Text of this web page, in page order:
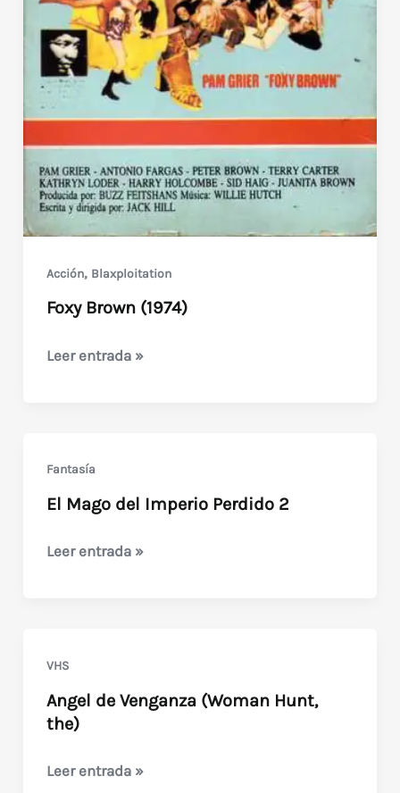
Acción, Blaxploitation
Foxy Brown (1974)
Foxy
Leer entrada »
Fantasía
El Mago del Imperio Perdido 2
El
2
Leer entrada »
VHS
Angel de Venganza (Woman Hunt,
the)
Angel
Leer entrada »